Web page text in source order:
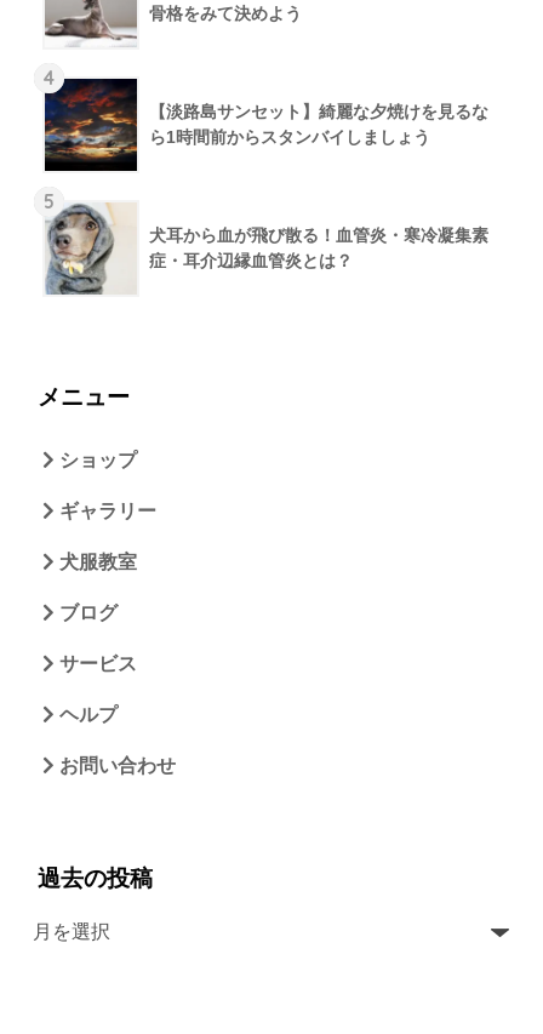
骨格をみて決めよう
4
【淡路島サンセット】綺麗な夕焼けを見るな
ら1時間前からスタンバイしましょう
5
犬耳から血が飛び散る！血管炎・寒冷凝集素
症・耳介辺縁血管炎とは？
メニュー
ショップ
ギャラリー
犬服教室
ブログ
サービス
ヘルプ
お問い合わせ
過去の投稿